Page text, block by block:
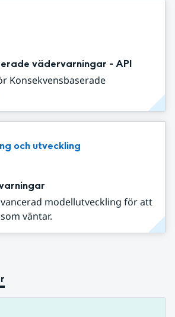
vädervarningar - API
Konsekvensbaserade
och utveckling
modellutveckling för att
väntar.